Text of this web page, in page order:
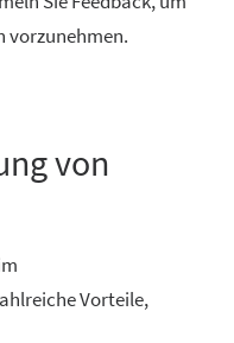
vorzunehmen.
von
Vorteile,